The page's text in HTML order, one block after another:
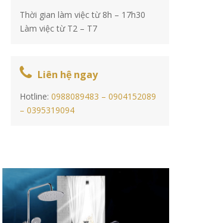
Thời gian làm việc từ 8h – 17h30
Làm việc từ T2 – T7
Liên hệ ngay
Hotline: 0988089483 – 0904152089
– 0395319094